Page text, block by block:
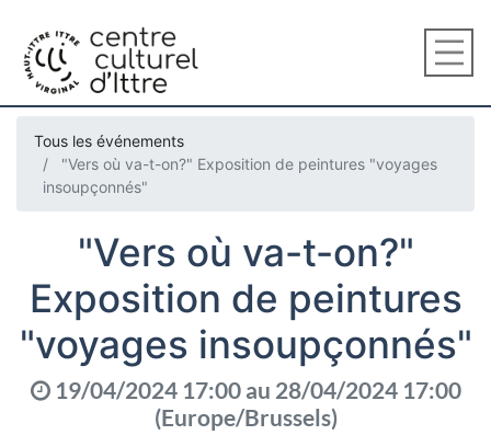
Tous les événements
"Vers où va-t-on?" Exposition de peintures "voyages
insoupçonnés"
"Vers où va-t-on?"
Exposition de peintures
"voyages insoupçonnés"
19/04/2024 17:00au 28/04/2024 17:00
(Europe/Brussels)